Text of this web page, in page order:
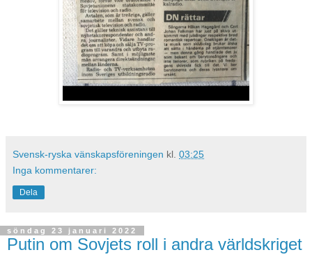
Svensk-ryska vänskapsföreningen kl. 03:25
Inga kommentarer:
Dela
söndag 23 januari 2022
Putin om Sovjets roll i andra världskriget